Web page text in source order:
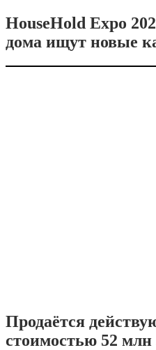
HouseHold Expo
дома ищут новые
Продаётся
стоимостью 52 млн